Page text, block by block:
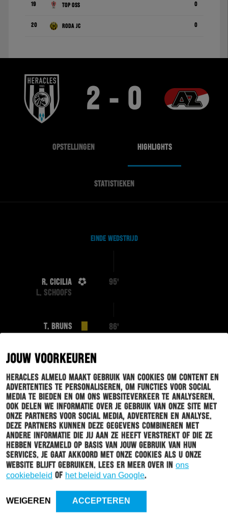
JOUW VOORKEUREN
Heracles Almelo maakt gebruik van cookies om content en
advertenties te personaliseren, om functies voor social
media te bieden en om ons websiteverkeer te analyseren.
Ook delen we informatie over je gebruik van onze site met
onze partners voor social media, adverteren en analyse.
Deze partners kunnen deze gegevens combineren met
andere informatie die jij aan ze heeft verstrekt of die ze
hebben verzameld op basis van jouw gebruik van hun
services. Je gaat akkoord met onze cookies als u onze
website blijft gebruiken. Lees er meer over in ons
cookiebeleid of het beleid van Google.
WEIGEREN ACCEPTEREN
19 TOP Oss 0
20 Roda JC 0
2 - 0
OPSTELLINGEN HIGHLIGHTS
STATISTIEKEN
EINDE WEDSTRIJD
R. CICILIA
L. SCHOOFS
95'
T. BRUNS 86'
S. ARMENTEROS
R. CICILIA
A. OUAHIM
E. SIERRA
77'
76'
R. KEWAL
J. ADDAI
E. HANSSON